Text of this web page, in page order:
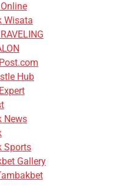
Wisata
Hub
News
Sports
Gallery